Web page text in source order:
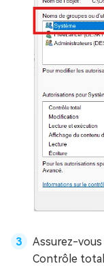
Assurez-
Contrôle